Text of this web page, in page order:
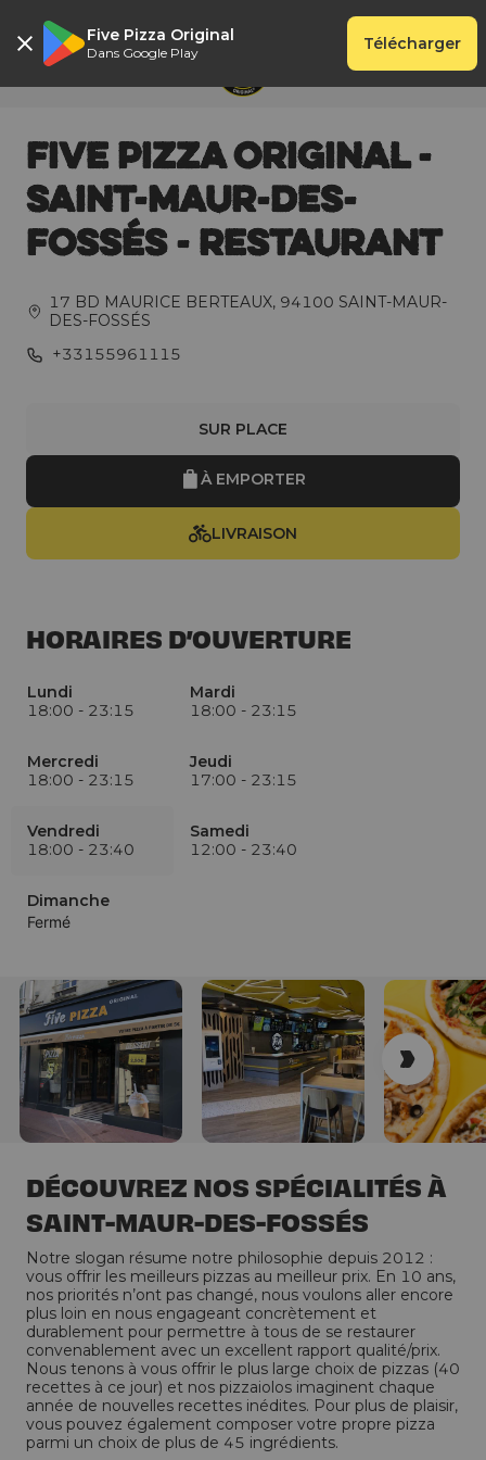
Five Pizza Original
Dans Google Play Télécharger
FIVE PIZZA ORIGINAL -
SAINT-MAUR-DES-
FOSSÉS - RESTAURANT
17 BD MAURICE BERTEAUX, 94100 SAINT-MAUR-
DES-FOSSÉS
+33155961115
SUR PLACE
À EMPORTER
LIVRAISON
HORAIRES D’OUVERTURE
Lundi
18:00 - 23:15
Mardi
18:00 - 23:15
Mercredi
18:00 - 23:15
Jeudi
17:00 - 23:15
Vendredi
18:00 - 23:40
Samedi
12:00 - 23:40
Dimanche
Fermé
DÉCOUVREZ NOS SPÉCIALITÉS À
SAINT-MAUR-DES-FOSSÉS
Notre slogan résume notre philosophie depuis 2012 :
vous offrir les meilleurs pizzas au meilleur prix. En 10 ans,
nos priorités n’ont pas changé, nous voulons aller encore
plus loin en nous engageant concrètement et
durablement pour permettre à tous de se restaurer
convenablement avec un excellent rapport qualité/prix.
Nous tenons à vous offrir le plus large choix de pizzas (40
recettes à ce jour) et nos pizzaiolos imaginent chaque
année de nouvelles recettes inédites. Pour plus de plaisir,
vous pouvez également composer votre propre pizza
parmi un choix de plus de 45 ingrédients.